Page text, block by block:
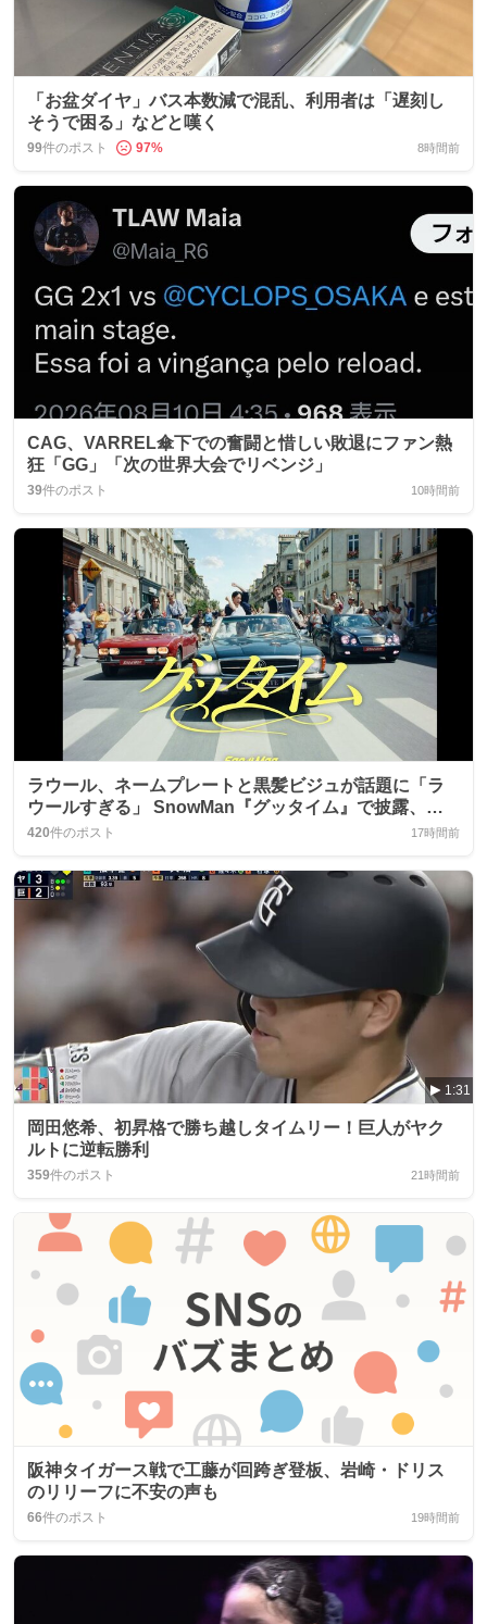
「お盆ダイヤ」バス本数減で混乱、利用者は「遅刻し
そうで困る」などと嘆く
99件のポスト 97% 8時間前
CAG、VARREL傘下での奮闘と惜しい敗退にファン熱
狂「GG」「次の世界大会でリベンジ」
39件のポスト 10時間前
ラウール、ネームプレートと黒髪ビジュが話題に「ラ
ウールすぎる」 SnowMan『グッタイム』で披露、フ
ァン熱狂
420件のポスト 17時間前
1:31
岡田悠希、初昇格で勝ち越しタイムリー！巨人がヤク
ルトに逆転勝利
359件のポスト 21時間前
阪神タイガース戦で工藤が回跨ぎ登板、岩崎・ドリス
のリリーフに不安の声も
66件のポスト 19時間前